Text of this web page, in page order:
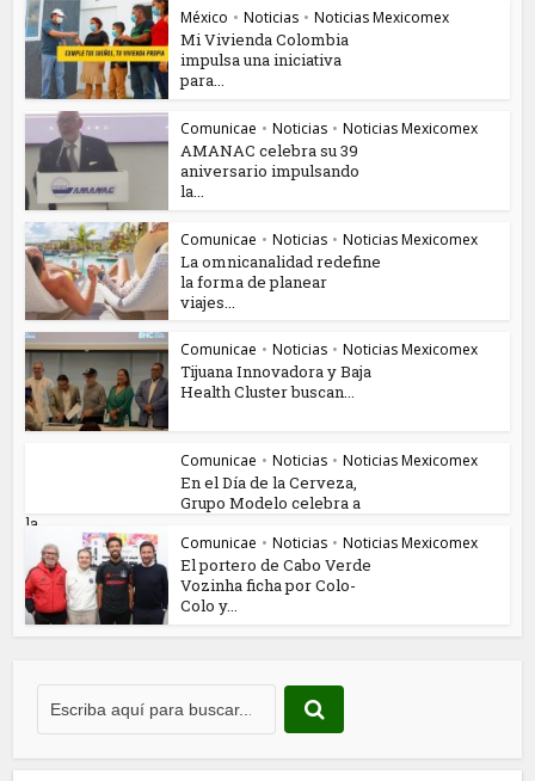
México • Noticias • Noticias Mexicomex
Mi Vivienda Colombia
impulsa una iniciativa
para...
Comunicae • Noticias • Noticias Mexicomex
AMANAC celebra su 39
aniversario impulsando
la...
Comunicae • Noticias • Noticias Mexicomex
La omnicanalidad redefine
la forma de planear
viajes...
Comunicae • Noticias • Noticias Mexicomex
Tijuana Innovadora y Baja
Health Cluster buscan...
Comunicae • Noticias • Noticias Mexicomex
En el Día de la Cerveza,
Grupo Modelo celebra a
la...
Comunicae • Noticias • Noticias Mexicomex
El portero de Cabo Verde
Vozinha ficha por Colo-
Colo y...